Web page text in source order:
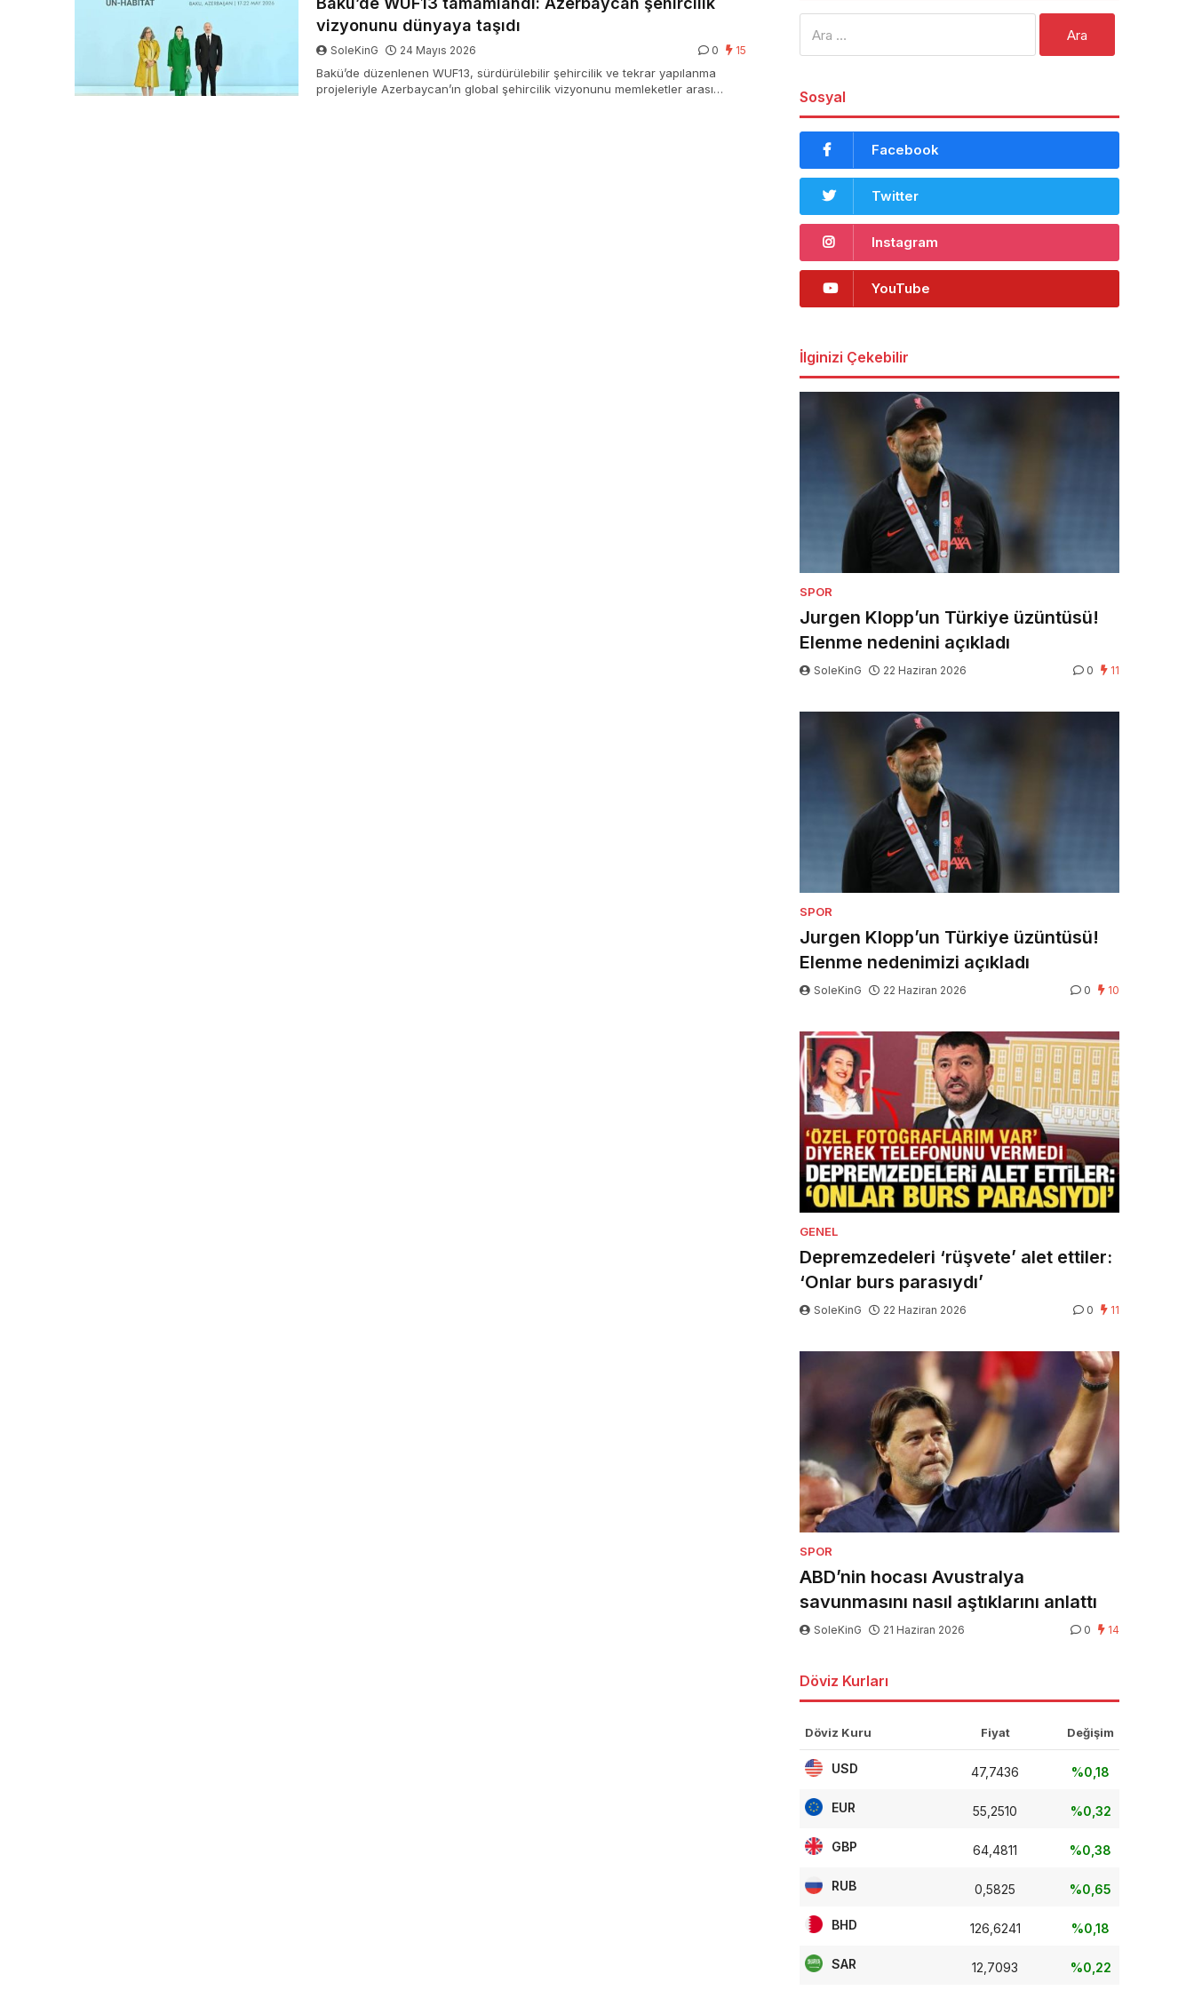
vizyonunu dünyaya taşıdı
SoleKinG 24 Mayıs 2026 0 15
Bakü’de düzenlenen WUF13, sürdürülebilir şehircilik ve tekrar yapılanma
projeleriyle Azerbaycan’ın global şehircilik vizyonunu memleketler arası
Sosyal
Facebook
Twitter
Instagram
YouTube
İlginizi Çekebilir
SPOR
Jurgen Klopp’un Türkiye üzüntüsü!
Elenme nedenini açıkladı
SoleKinG 22 Haziran 2026 0 11
SPOR
Jurgen Klopp’un Türkiye üzüntüsü!
Elenme nedenimizi açıkladı
SoleKinG 22 Haziran 2026 0 10
GENEL
Depremzedeleri ‘rüşvete’ alet ettiler:
‘Onlar burs parasıydı’
SoleKinG 22 Haziran 2026 0 11
SPOR
ABD’nin hocası Avustralya
savunmasını nasıl aştıklarını anlattı
SoleKinG 21 Haziran 2026 0 14
Döviz Kurları
Döviz Kuru Fiyat Değişim
USD 47,7436 %0,18
EUR 55,2510 %0,32
GBP 64,4811 %0,38
RUB 0,5825 %0,65
BHD 126,6241 %0,18
SAR 12,7093 %0,22